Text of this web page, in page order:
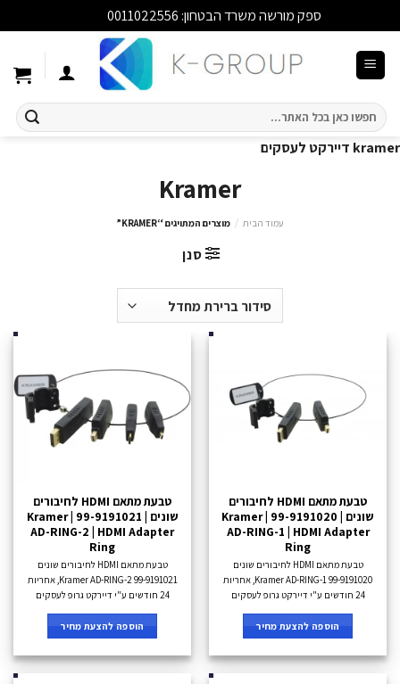
ספק מורשה משרד הבטחון: 0011022556
חיפוש
עבור:
kramer דיירקט לעסקים
Kramer
עמוד הבית / מוצרים המתויגים “KRAMER”
סנן
טבעת מתאם HDMI לחיבורים
שונים Kramer | 99-9191020 |
AD-RING-1 | HDMI Adapter
Ring
טבעת מתאם HDMI לחיבורים שונים
Kramer AD-RING-1 99-9191020, אחריות
24 חודשים ע"י דיירקט גרופ לעסקים
הוספה להצעת מחיר
טבעת מתאם HDMI לחיבורים
שונים Kramer | 99-9191021 |
AD-RING-2 | HDMI Adapter
Ring
טבעת מתאם HDMI לחיבורים שונים
Kramer AD-RING-2 99-9191021, אחריות
24 חודשים ע"י דיירקט גרופ לעסקים
הוספה להצעת מחיר